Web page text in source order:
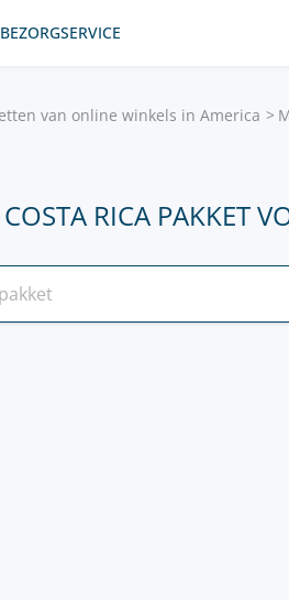
BEZORGSERVICE
van online winkels in America
RICA PAKKET